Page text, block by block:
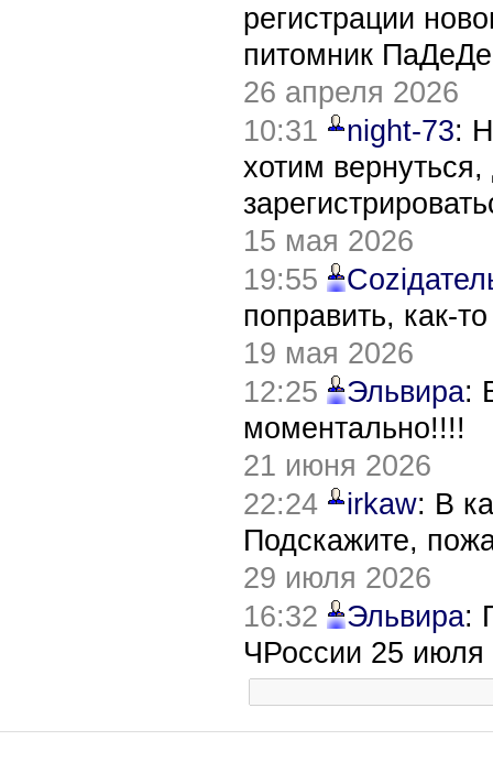
регистрации
питомник
26 апреля 2026
10:31
night-73:
хотим
15 мая 2026
19:55
поправить, как-
19 мая 2026
12:25
Эльвира:
моментально!!!!
21 июня 2026
22:24
irkaw: В
Подскажите,
29 июля 2026
16:32
Эльвира:
ЧРоссии 25 июля